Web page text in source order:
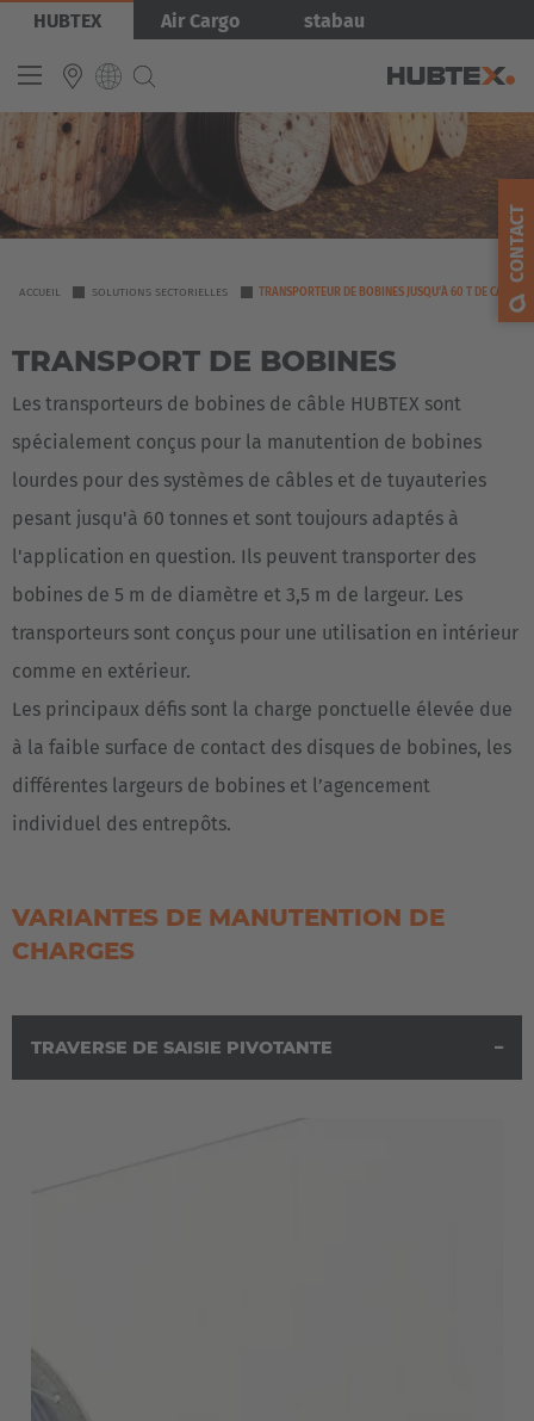
Aller
contenu
HUBTEX Air Cargo stabau
INTERNATIONAL
English
Español
Image
YOU
HERE
ACCUEIL SOLUTIONS SECTORIELLES TRANSPORTEUR DE BOBINES JUSQU'À 60 T DE
TRANSPORT DE BOBINES
Les transporteurs de bobines de câble HUBTEX sont
spécialement conçus pour la manutention de bobines
lourdes pour des systèmes de câbles et de tuyauteries
pesant jusqu'à 60 tonnes et sont toujours adaptés à
l'application en question. Ils peuvent transporter des
bobines de 5 m de diamètre et 3,5 m de largeur. Les
transporteurs sont conçus pour une utilisation en intérieur
comme en extérieur.
Les principaux défis sont la charge ponctuelle élevée due
à la faible surface de contact des disques de bobines, les
différentes largeurs de bobines et l’agencement
individuel des entrepôts.
VARIANTES DE MANUTENTION DE
CHARGES
TRAVERSE DE SAISIE PIVOTANTE
CONTACT